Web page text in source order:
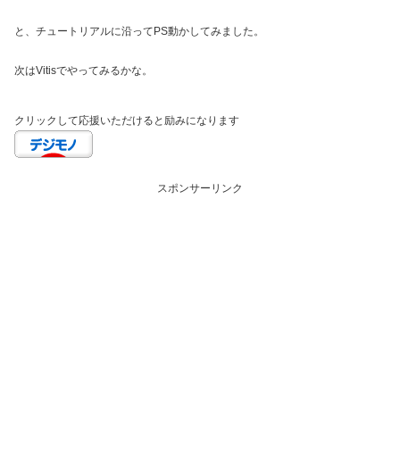
と、チュートリアルに沿ってPS動かしてみました。
次はVitisでやってみるかな。
クリックして応援いただけると励みになります
スポンサーリンク